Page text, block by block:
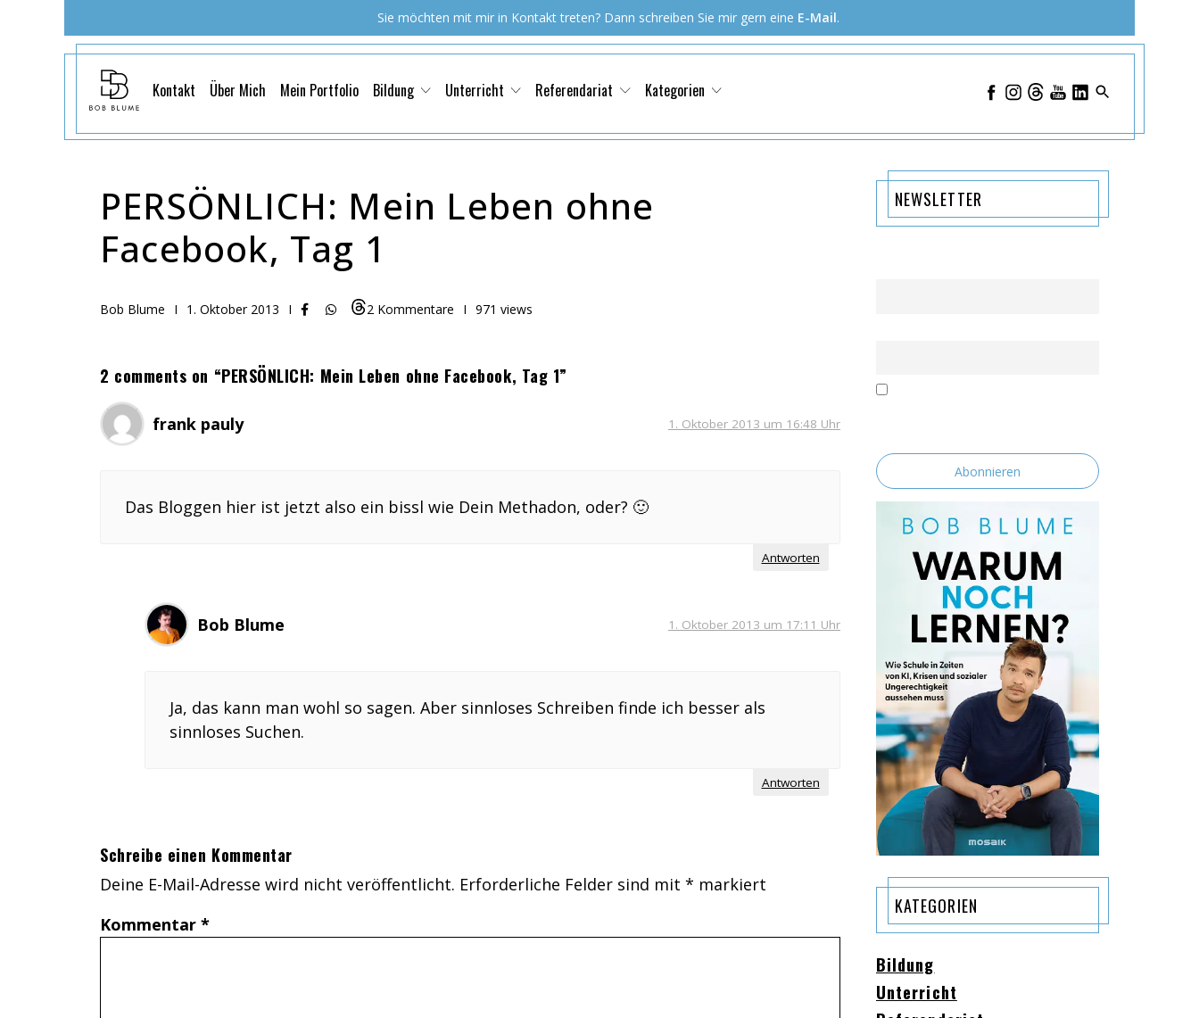
Sie möchten mit mir in Kontakt treten? Dann schreiben Sie mir gern eine E-Mail.
Kontakt Über Mich Mein Portfolio Bildung Unterricht Referendariat Kategorien
PERSÖNLICH: Mein Leben ohne
Facebook, Tag 1
Bob Blume I 1. Oktober 2013 I 2 Kommentare I 971 views
2 comments on “PERSÖNLICH: Mein Leben ohne Facebook, Tag 1”
frank pauly 1. Oktober 2013 um 16:48 Uhr
Das Bloggen hier ist jetzt also ein bissl wie Dein Methadon, oder? 🙂
Antworten
Bob Blume 1. Oktober 2013 um 17:11 Uhr
Ja, das kann man wohl so sagen. Aber sinnloses Schreiben finde ich besser als
sinnloses Suchen.
Antworten
Schreibe einen Kommentar
Deine E-Mail-Adresse wird nicht veröffentlicht. Erforderliche Felder sind mit * markiert
Kommentar *
NEWSLETTER
KATEGORIEN
Bildung
Unterricht